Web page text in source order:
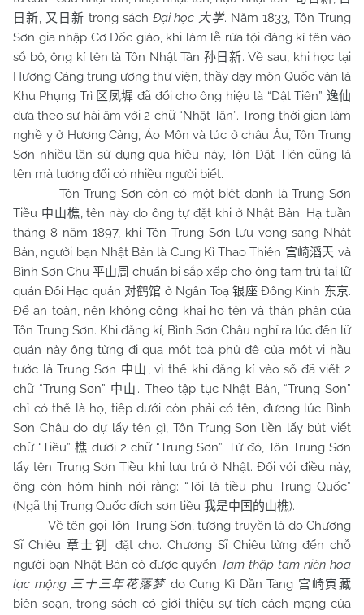
日新, 又日新 trong sách Đại học 大学. Năm 1833, Tôn Trung
Sơn gia nhập Cơ Đốc giáo, khi làm lễ rửa tội đăng kí tên vào
sổ bộ, ông kí tên là Tôn Nhật Tân 孙日新. Về sau, khi học tại
Hương Cảng trung ương thư viện, thầy dạy môn Quốc văn là
Khu Phụng Trì 区凤墀 đã đổi cho ông hiệu là “Dật Tiên” 逸仙
dựa theo sự hài âm với 2 chữ “Nhật Tân”. Trong thời gian làm
nghề y ở Hương Cảng, Áo Môn và lúc ở châu Âu, Tôn Trung
Sơn nhiều lần sử dụng qua hiệu này, Tôn Dật Tiên cũng là
tên mà tương đối có nhiều người biết.
Tôn Trung Sơn còn có một biệt danh là Trung Sơn
Tiều 中山樵, tên này do ông tự đặt khi ở Nhật Bản. Hạ tuần
tháng 8 năm 1897, khi Tôn Trung Sơn lưu vong sang Nhật
Bản, người bạn Nhật Bản là Cung Kì Thao Thiên 宫崎滔天 và
Bình Sơn Chu 平山周 chuẩn bị sắp xếp cho ông tạm trú tại lữ
quán Đối Hạc quán 对鹤馆 ở Ngân Toạ银座Đông Kinh 东京.
Để an toàn, nên không công khai họ tên và thân phận của
Tôn Trung Sơn. Khi đăng kí, Bình Sơn Châu nghĩ ra lúc đến lữ
quán này ông từng đi qua một toà phủ đệ của một vị hầu
tước là Trung Sơn 中山 , vì thế khi đăng kí vào sổ đã viết 2
chữ “Trung Sơn” 中山 . Theo tập tục Nhật Bản, “Trung Sơn”
chỉ có thể là họ, tiếp dưới còn phải có tên, đương lúc Bình
Sơn Châu do dự lấy tên gì, Tôn Trung Sơn liền lấy bút viết
chữ “Tiều” 樵 dưới 2 chữ “Trung Sơn”. Từ đó, Tôn Trung Sơn
lấy tên Trung Sơn Tiều khi lưu trú ở Nhật. Đối với điều này,
ông còn hóm hỉnh nói rằng: “Tôi là tiều phu Trung Quốc”
(Ngã thị Trung Quốc đích sơn tiều 我是中国的山樵).
Về tên gọi Tôn Trung Sơn, tương truyền là do Chương
Sĩ Chiêu 章士钊
đặt cho. Chương Sĩ Chiêu từng đến chỗ
người bạn Nhật Bản có được quyển Tam thập tam niên hoa
lạc mộng 三十三年花落梦 do Cung Kì Dần Tàng 宫崎寅藏
biên soạn, trong sách có giới thiệu sự tích cách mạng của